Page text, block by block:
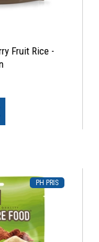
Fruit Rice -